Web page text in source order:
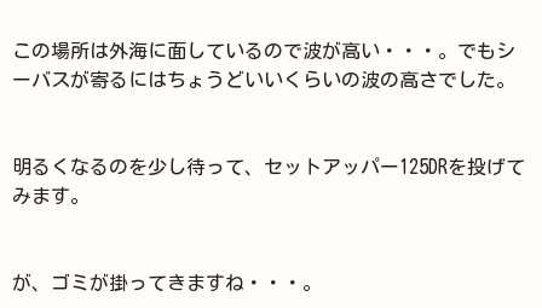
この場所は外海に面しているので波が高い・・・。でもシ
ーバスが寄るにはちょうどいいくらいの波の高さでした。
明るくなるのを少し待って、セットアッパー125DRを投げて
みます。
が、ゴミが掛ってきますね・・・。